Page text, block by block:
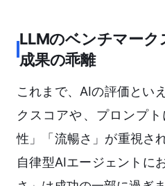
LLMのベンチマー
成果の乖離
これまで、AIの評価とい
クスコアや、プロンプ
性」「流暢さ」が重視さ
自律型AIエージェントに